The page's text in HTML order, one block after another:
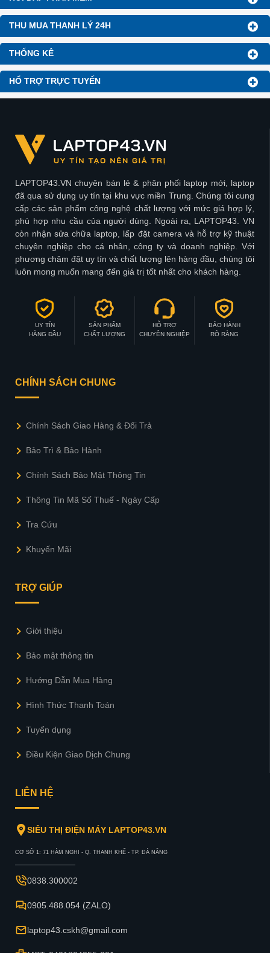
THU MUA THANH LÝ 24H
THỐNG KÊ
HỔ TRỢ TRỰC TUYẾN
LAPTOP43.VN chuyên bán lẻ & phân phối laptop mới, laptop
đã qua sử dụng uy tín tại khu vực miền Trung. Chúng tôi cung
cấp các sản phẩm công nghệ chất lượng với mức giá hợp lý,
phù hợp nhu cầu của người dùng. Ngoài ra, LAPTOP43. VN
còn nhận sửa chữa laptop, lấp đặt camera và hỗ trợ kỹ thuật
chuyên nghiệp cho cá nhân, công ty và doanh nghiệp. Với
phương châm đặt uy tín và chất lượng lên hàng đầu, chúng tôi
luôn mong muốn mang đến giá trị tốt nhất cho khách hàng.
UY TÍN
HÀNG ĐẦU
SẢN PHẨM
CHẤT LƯỢNG
HỖ TRỢ
CHUYÊN NGHIỆP
BẢO HÀNH
RÕ RÀNG
CHÍNH SÁCH CHUNG
Chính Sách Giao Hàng & Đổi Trả
Bảo Trì & Bảo Hành
Chính Sách Bảo Mật Thông Tin
Thông Tin Mã Số Thuế - Ngày Cấp
Tra Cứu
Khuyến Mãi
TRỢ GIÚP
Giới thiệu
Bảo mật thông tin
Hướng Dẫn Mua Hàng
Hình Thức Thanh Toán
Tuyển dụng
Điều Kiện Giao Dịch Chung
LIÊN HỆ
SIÊU THỊ ĐIỆN MÁY LAPTOP43.VN
CƠ SỞ 1: 71 HÀM NGHI - Q. THANH KHẾ - TP. ĐÀ NẴNG
0838.300002
0905.488.054 (ZALO)
laptop43.cskh@gmail.com